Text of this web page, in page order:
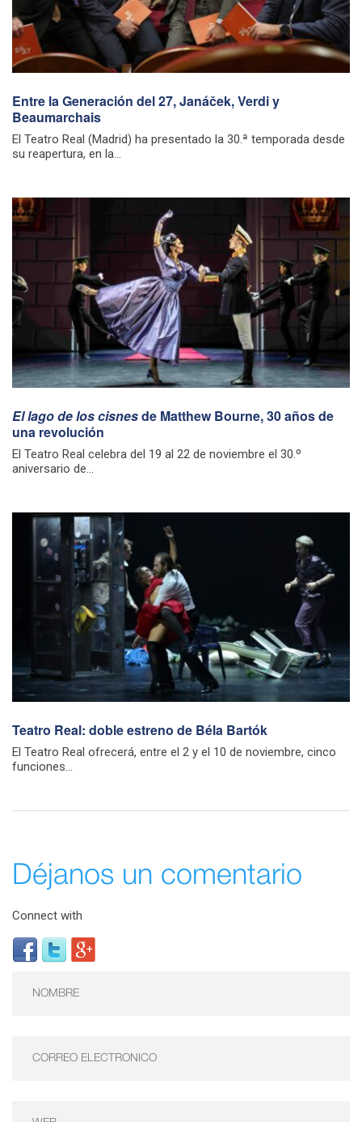
Entre la Generación del 27, Janáček, Verdi y
Beaumarchais
El Teatro Real (Madrid) ha presentado la 30.ª temporada desde
su reapertura, en la...
El lago de los cisnesde Matthew Bourne, 30 años de
una revolución
El Teatro Real celebra del 19 al 22 de noviembre el 30.º
aniversario de...
Teatro Real: doble estreno de Béla Bartók
El Teatro Real ofrecerá, entre el 2 y el 10 de noviembre, cinco
funciones...
Déjanos un comentario
Connect with